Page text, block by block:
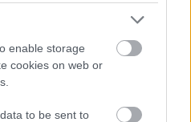
enable storage
cookies on web or
to be sent to